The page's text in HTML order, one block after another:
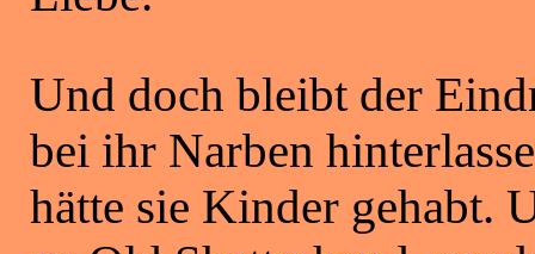
Und doch bleibt der
bei ihr Narben
hätte sie Kinder gehabt.